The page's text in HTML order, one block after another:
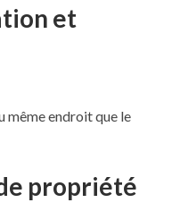
et
même endroit que le
propriété